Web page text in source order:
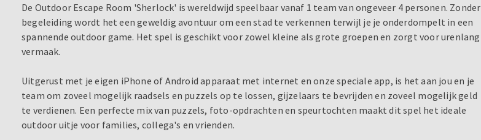
De Outdoor Escape Room 'Sherlock' is wereldwijd speelbaar vanaf 1 team van ongeveer 4 personen. Zonder
begeleiding wordt het een geweldig avontuur om een stad te verkennen terwijl je je onderdompelt in een
spannende outdoor game. Het spel is geschikt voor zowel kleine als grote groepen en zorgt voor urenlang
vermaak.
Uitgerust met je eigen iPhone of Android apparaat met internet en onze speciale app, is het aan jou en je
team om zoveel mogelijk raadsels en puzzels op te lossen, gijzelaars te bevrijden en zoveel mogelijk geld
te verdienen. Een perfecte mix van puzzels, foto-opdrachten en speurtochten maakt dit spel het ideale
outdoor uitje voor families, collega's en vrienden.